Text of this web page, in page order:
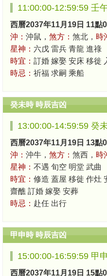
11:00:00-12:59:59 壬
西曆2037年11月19日 11點
沖： 沖鼠， 煞方： 煞北， 時
星神： 六戊 雷兵 青龍 進祿
時宜： 訂婚 嫁娶 安床 移徙
時忌： 祈福 求嗣 乘船
癸未時 時辰吉凶
13:00:00-14:59:59 癸
西曆2037年11月19日 13點
沖： 沖牛， 煞方： 煞西， 時
星神： 不遇 旬空 明堂 武曲
時宜： 修造 蓋屋 移徙 作灶
齋醮 訂婚 嫁娶 安葬
時忌： 赴任 出行
甲申時 時辰吉凶
15:00:00-16:59:59 甲
西曆2037年11月19日 15點